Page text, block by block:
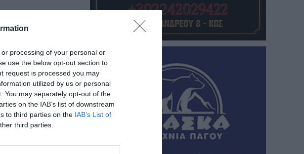
processing of your personal or
use the below opt-out section to
request is processed you may
utilized by us or personal
You may separately opt-out of the
on the IAB’s list of downstream
to third parties on the IAB’s List of
third parties.